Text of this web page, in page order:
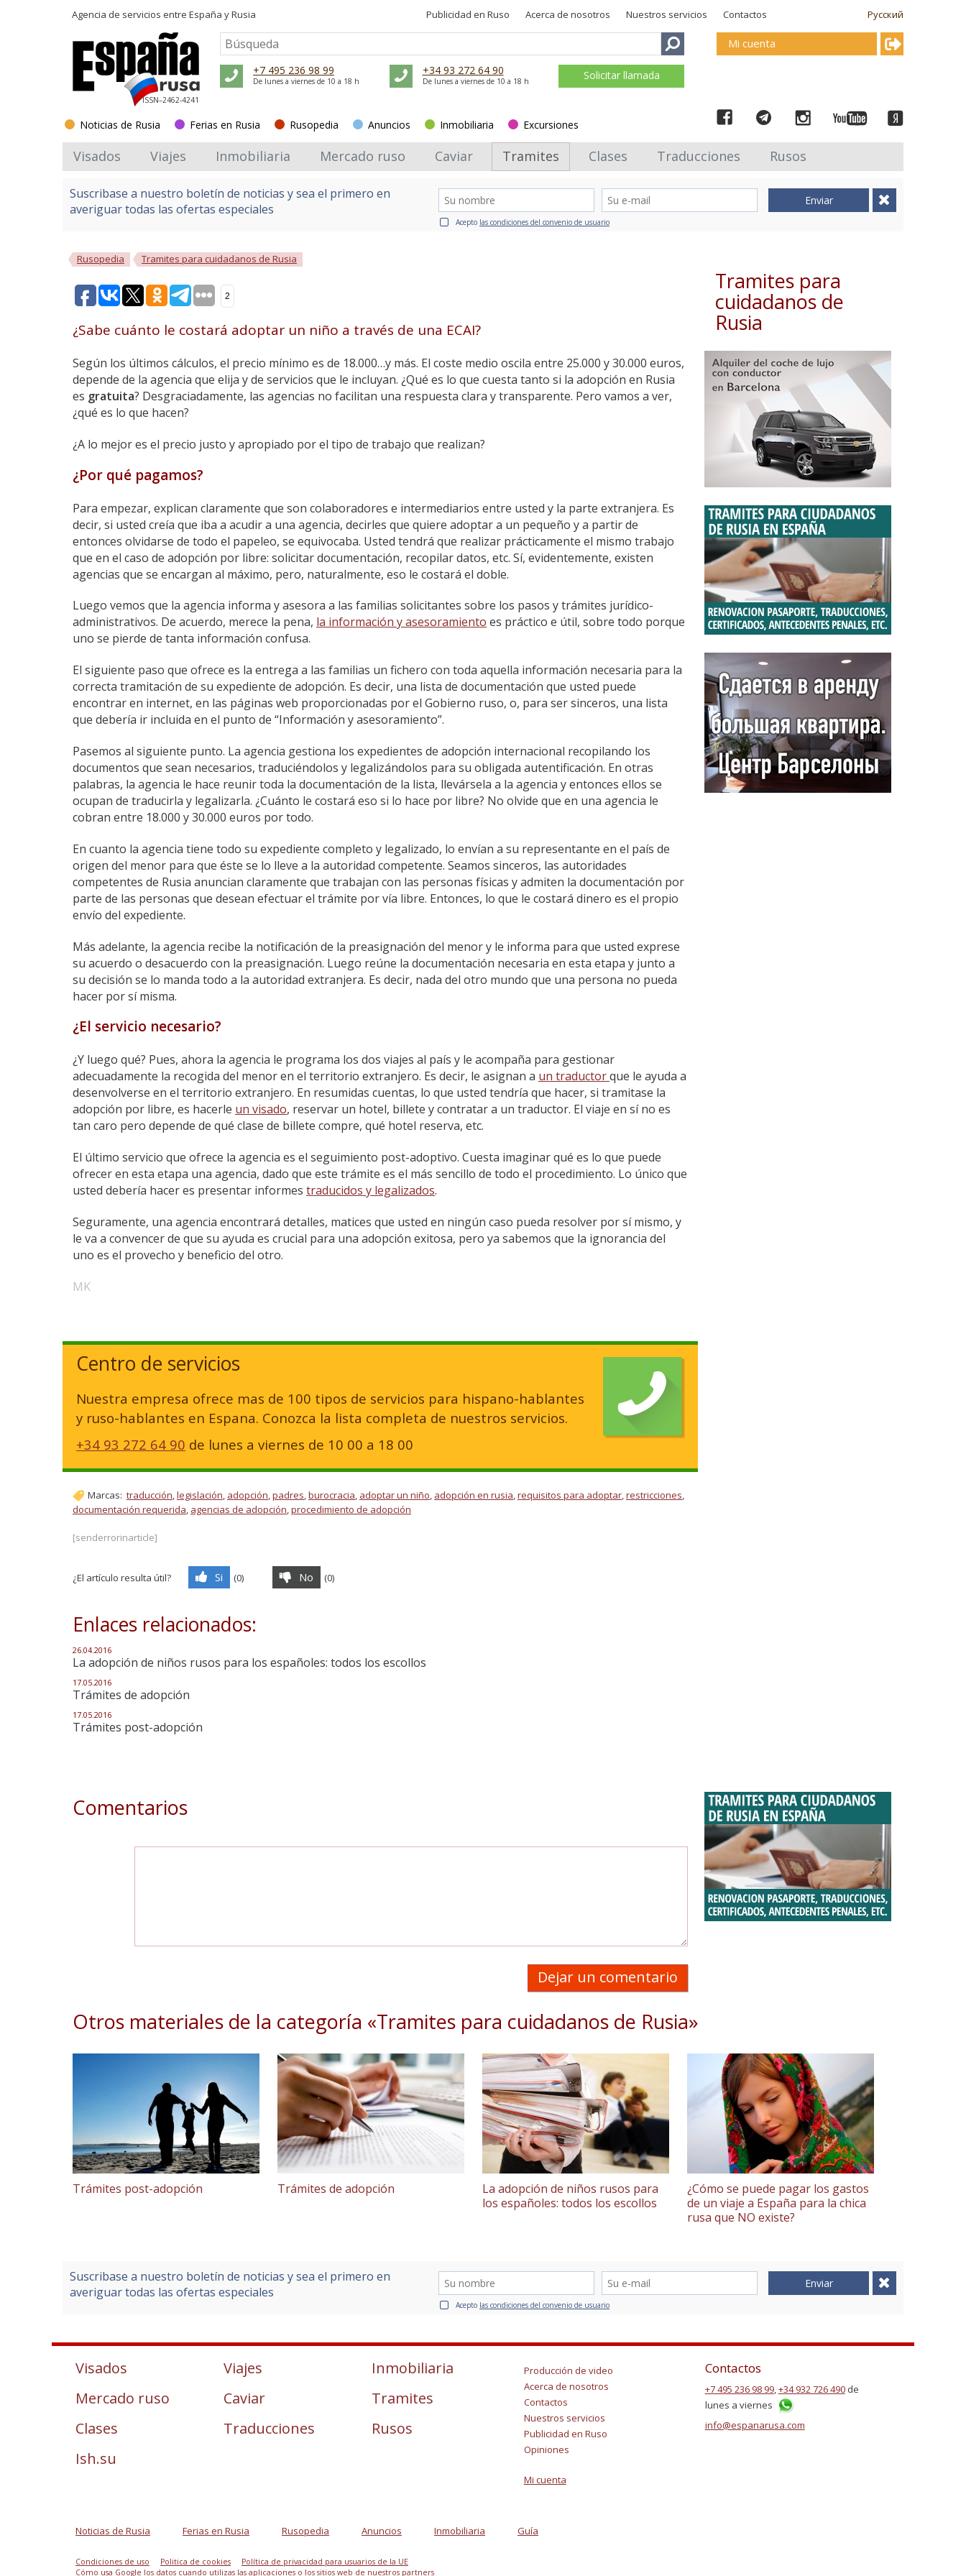
Agencia de servicios entre España y Rusia Русский
Publicidad en Ruso Acerca de nosotros Nuestros servicios Contactos
ISSN–2462-4241
+7 495 236 98 99
De lunes a viernes de 10 a 18 h
+34 93 272 64 90
De lunes a viernes de 10 a 18 h Solicitar llamada
Noticias de Rusia Ferias en Rusia Rusopedia Anuncios Inmobiliaria Excursiones
Mi cuenta
Visados Viajes Inmobiliaria Mercado ruso Caviar Tramites Clases Traducciones Rusos
Suscribase a nuestro boletín de noticias y sea el primero en
averiguar todas las ofertas especiales
Enviar
Acepto las condiciones del convenio de usuario
Tramites para
cuidadanos de
Rusia
Rusopedia Tramites para cuidadanos de Rusia
2
¿Sabe cuánto le costará adoptar un niño a través de una ECAI?
Según los últimos cálculos, el precio mínimo es de 18.000…y más. El coste medio oscila entre 25.000 y 30.000 euros,
depende de la agencia que elija y de servicios que le incluyan. ¿Qué es lo que cuesta tanto si la adopción en Rusia
es gratuita? Desgraciadamente, las agencias no facilitan una respuesta clara y transparente. Pero vamos a ver,
¿qué es lo que hacen?
¿A lo mejor es el precio justo y apropiado por el tipo de trabajo que realizan?
¿Por qué pagamos?
Para empezar, explican claramente que son colaboradores e intermediarios entre usted y la parte extranjera. Es
decir, si usted creía que iba a acudir a una agencia, decirles que quiere adoptar a un pequeño y a partir de
entonces olvidarse de todo el papeleo, se equivocaba. Usted tendrá que realizar prácticamente el mismo trabajo
que en el caso de adopción por libre: solicitar documentación, recopilar datos, etc. Sí, evidentemente, existen
agencias que se encargan al máximo, pero, naturalmente, eso le costará el doble.
Luego vemos que la agencia informa y asesora a las familias solicitantes sobre los pasos y trámites jurídico-
administrativos. De acuerdo, merece la pena, la información y asesoramiento es práctico e útil, sobre todo porque
uno se pierde de tanta información confusa.
El siguiente paso que ofrece es la entrega a las familias un fichero con toda aquella información necesaria para la
correcta tramitación de su expediente de adopción. Es decir, una lista de documentación que usted puede
encontrar en internet, en las páginas web proporcionadas por el Gobierno ruso, o, para ser sinceros, una lista
que debería ir incluida en el punto de “Información y asesoramiento”.
Pasemos al siguiente punto. La agencia gestiona los expedientes de adopción internacional recopilando los
documentos que sean necesarios, traduciéndolos y legalizándolos para su obligada autentificación. En otras
palabras, la agencia le hace reunir toda la documentación de la lista, llevársela a la agencia y entonces ellos se
ocupan de traducirla y legalizarla. ¿Cuánto le costará eso si lo hace por libre? No olvide que en una agencia le
cobran entre 18.000 y 30.000 euros por todo.
En cuanto la agencia tiene todo su expediente completo y legalizado, lo envían a su representante en el país de
origen del menor para que éste se lo lleve a la autoridad competente. Seamos sinceros, las autoridades
competentes de Rusia anuncian claramente que trabajan con las personas físicas y admiten la documentación por
parte de las personas que desean efectuar el trámite por vía libre. Entonces, lo que le costará dinero es el propio
envío del expediente.
Más adelante, la agencia recibe la notificación de la preasignación del menor y le informa para que usted exprese
su acuerdo o desacuerdo con la preasignación. Luego reúne la documentación necesaria en esta etapa y junto a
su decisión se lo manda todo a la autoridad extranjera. Es decir, nada del otro mundo que una persona no pueda
hacer por sí misma.
¿El servicio necesario?
¿Y luego qué? Pues, ahora la agencia le programa los dos viajes al país y le acompaña para gestionar
adecuadamente la recogida del menor en el territorio extranjero. Es decir, le asignan a un traductorque le ayuda a
desenvolverse en el territorio extranjero. En resumidas cuentas, lo que usted tendría que hacer, si tramitase la
adopción por libre, es hacerle un visado, reservar un hotel, billete y contratar a un traductor. El viaje en sí no es
tan caro pero depende de qué clase de billete compre, qué hotel reserva, etc.
El último servicio que ofrece la agencia es el seguimiento post-adoptivo. Cuesta imaginar qué es lo que puede
ofrecer en esta etapa una agencia, dado que este trámite es el más sencillo de todo el procedimiento. Lo único que
usted debería hacer es presentar informes traducidos y legalizados.
Seguramente, una agencia encontrará detalles, matices que usted en ningún caso pueda resolver por sí mismo, y
le va a convencer de que su ayuda es crucial para una adopción exitosa, pero ya sabemos que la ignorancia del
uno es el provecho y beneficio del otro.
MK
Centro de servicios
Nuestra empresa ofrece mas de 100 tipos de servicios para hispano-hablantes
y ruso-hablantes en Espana. Conozca la lista completa de nuestros servicios.
+34 93 272 64 90 de lunes a viernes de 10 00 a 18 00
Marcas: traducción,legislación, adopción,padres,burocracia, adoptar un niño, adopción en rusia,requisitos para adoptar,restricciones,
documentación requerida, agencias de adopción,procedimiento de adopción
[senderrorinarticle]
¿El artículo resulta útil? Si (0) No (0)
Enlaces relacionados:
26.04.2016
La adopción de niños rusos para los españoles: todos los escollos
17.05.2016
Trámites de adopción
17.05.2016
Trámites post-adopción
Comentarios
Dejar un comentario
Otros materiales de la categoría «Tramites para cuidadanos de Rusia»
Trámites post-adopción Trámites de adopción
La adopción de niños rusos para
los españoles: todos los escollos
¿Cómo se puede pagar los gastos
de un viaje a España para la chica
rusa que NO existe?
Suscribase a nuestro boletín de noticias y sea el primero en
averiguar todas las ofertas especiales
Enviar
Acepto las condiciones del convenio de usuario
Visados Viajes
Inmobiliaria
Mercado ruso
Caviar
Tramites
Clases
Traducciones
Rusos
Ish.su
Producción de video
Acerca de nosotros
Contactos
Nuestros servicios
Publicidad en Ruso
Opiniones
Mi cuenta
Contactos
+7 495 236 98 99,+34 932 726 490de
lunes a viernes
info@espanarusa.com
Noticias de Rusia Ferias en Rusia Rusopedia Anuncios Inmobiliaria Guía
Condiciones de uso Politica de cookies
Política de privacidad para usuarios de la UE
Cómo usa Google los datos cuando utilizas las aplicaciones o los sitios web de nuestros partners